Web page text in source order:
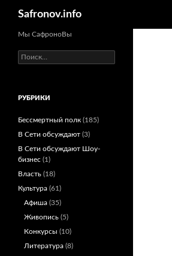
Safronov.info
Мы СафроноВы
Найти:
РУБРИКИ
Бессмертный полк (185)
В Сети обсуждают (3)
В Сети обсуждают Шоу-
бизнес (1)
Власть (18)
Культура (61)
Афиша (35)
Живопись (5)
Конкурсы (10)
Литература (8)